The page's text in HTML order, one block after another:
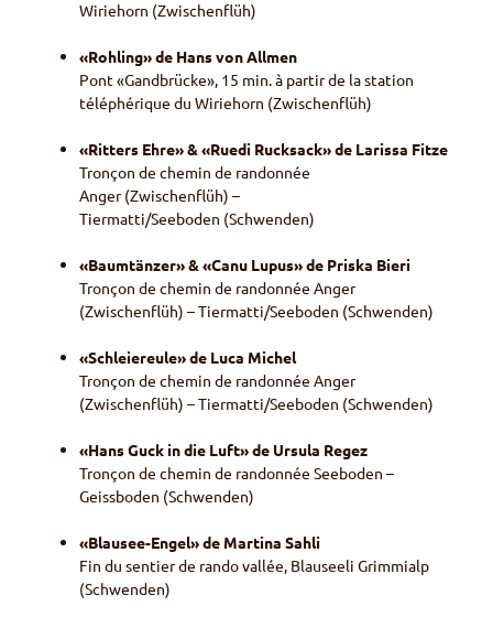
Wiriehorn (Zwischenflüh)
«Rohling» de Hans von Allmen
Pont «Gandbrücke», 15 min. à partir de la station
téléphérique du Wiriehorn (Zwischenflüh)
«Ritters Ehre» & «Ruedi Rucksack» de Larissa Fitze
Tronçon de chemin de randonnée
Anger (Zwischenflüh) –
Tiermatti/Seeboden (Schwenden)
«Baumtänzer» & «Canu Lupus» de Priska Bieri
Tronçon de chemin de randonnée Anger
(Zwischenflüh) – Tiermatti/Seeboden (Schwenden)
«Schleiereule» de Luca Michel
Tronçon de chemin de randonnée Anger
(Zwischenflüh) – Tiermatti/Seeboden (Schwenden)
«Hans Guck in die Luft» de Ursula Regez
Tronçon de chemin de randonnée Seeboden –
Geissboden (Schwenden)
«Blausee-Engel» de Martina Sahli
Fin du sentier de rando vallée, Blauseeli Grimmialp
(Schwenden)